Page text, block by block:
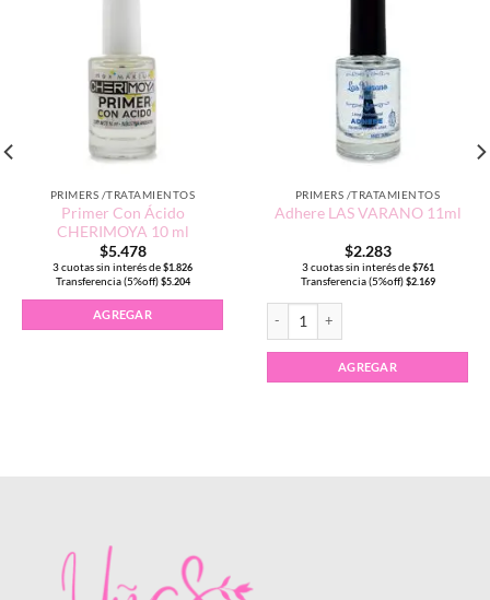
PRIMERS /TRATAMIENTOS
Primer Con Ácido
CHERIMOYA 10 ml
$5.478
3 cuotas sin interés de $1.826
Transferencia (5%off) $5.204
AGREGAR
PRIMERS /TRATAMIENTOS
Adhere LAS VARANO 11ml
$2.283
3 cuotas sin interés de $761
Transferencia (5%off) $2.169
AGREGAR